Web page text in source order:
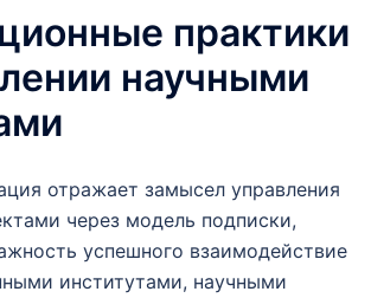
практики
научными
отражает замысел управления
через модель подписки,
успешного взаимодействие
институтами, научными